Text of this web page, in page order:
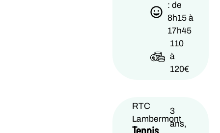
: de
8h15 à
17h45
110
à
120€
RTC
Lambermont
3
ans,